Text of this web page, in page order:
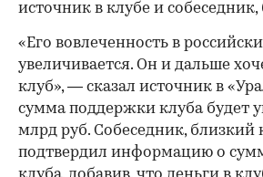
источник в клубе и
«Его вовлеченность в
увеличивается. Он и дальше
клуб», — сказал источник в
сумма поддержки клуба будет
млрд руб. Собеседник, близкий
подтвердил информацию о